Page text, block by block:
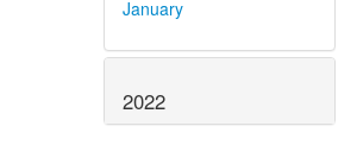
January
2022